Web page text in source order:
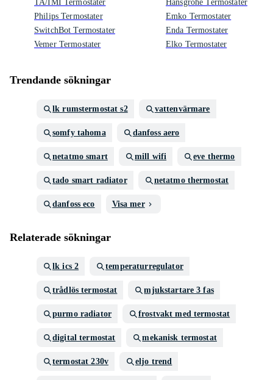
TA/IMI Termostater
Philips Termostater
SwitchBot Termostater
Vemer Termostater
Hansgrohe Termostater
Emko Termostater
Enda Termostater
Elko Termostater
Trendande sökningar
lk rumstermostat s2 vattenvärmare
somfy tahoma danfoss aero
netatmo smart mill wifi eve thermo
tado smart radiator netatmo thermostat
danfoss eco Visa mer
Relaterade sökningar
lk ics 2 temperaturregulator
trådlös termostat mjukstartare 3 fas
purmo radiator frostvakt med termostat
digital termostat mekanisk termostat
termostat 230v eljo trend